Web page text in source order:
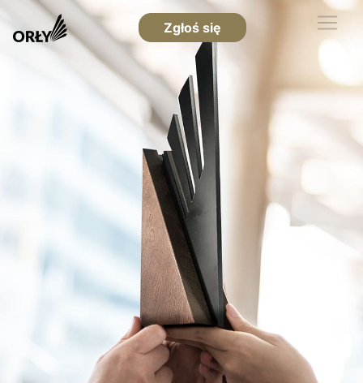
Zgłoś się